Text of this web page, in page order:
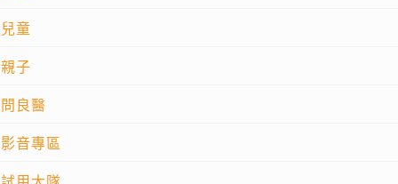
兒童
親子
問良醫
影音專區